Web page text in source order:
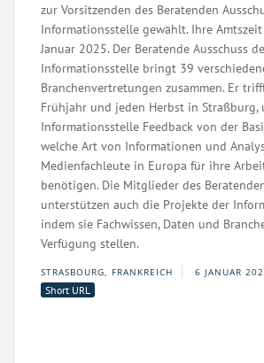
zur Vorsitzenden des Beratenden
Informationsstelle gewählt. Ihre
Januar 2025. Der Beratende Ausschuss
Informationsstelle bringt 39
Branchenvertretungen zusammen. Er
Frühjahr und jeden Herbst in Straßburg,
Informationsstelle Feedback von der
welche Art von Informationen und
Medienfachleute in Europa für ihre
benötigen. Die Mitglieder des
unterstützen auch die Projekte der
indem sie Fachwissen, Daten und
Verfügung stellen.
STRASBOURG, FRANKREICH 6 JANUAR
Short URL